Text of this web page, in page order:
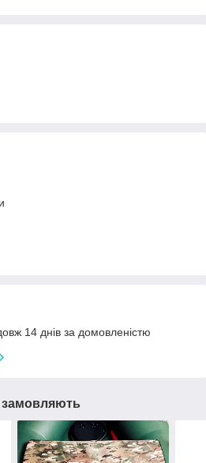
14 днів за домовленістю